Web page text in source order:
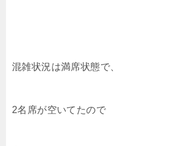
混雑状況は満席状態で、
2名席が空いてたので